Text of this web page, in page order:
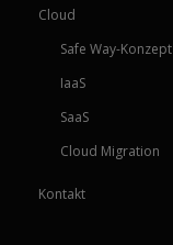
Cloud
Safe Way-Konzept
IaaS
SaaS
Cloud Migration
Kontakt